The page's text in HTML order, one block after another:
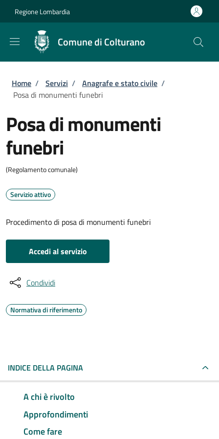
Regione Lombardia
Comune di Colturano
Briciole di pane
Home / Servizi / Anagrafe e stato civile /
Posa di monumenti funebri
Posa di monumenti
funebri
(Regolamento comunale)
Servizio attivo
Procedimento di posa di monumenti funebri
Accedi al servizio
Condividi
Normativa di riferimento
INDICE DELLA PAGINA
A chi è rivolto
Approfondimenti
Come fare